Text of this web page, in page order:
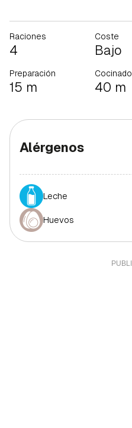
Raciones
4
Coste
Bajo
Preparación
15 m
Cocinado
40 m
Alérgenos
Leche
Huevos